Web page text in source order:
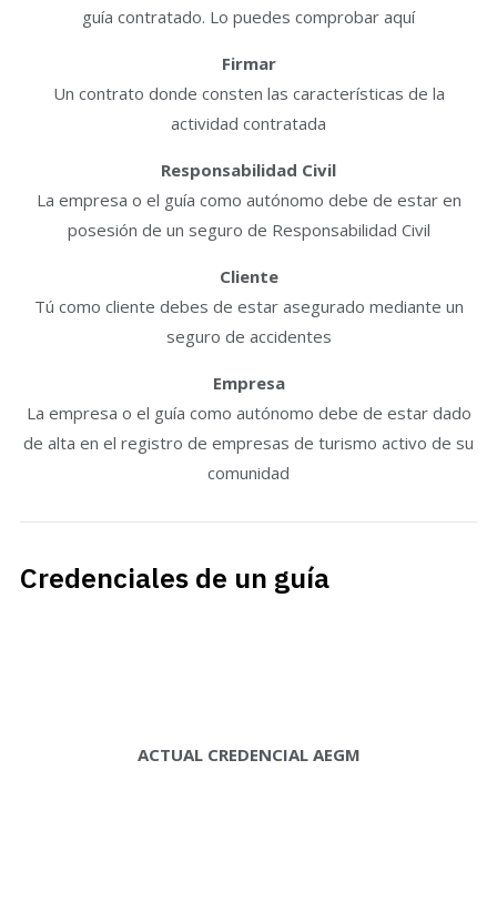
guía contratado. Lo puedes comprobar aquí
Firmar
Un contrato donde consten las características de la
actividad contratada
Responsabilidad Civil
La empresa o el guía como autónomo debe de estar en
posesión de un seguro de Responsabilidad Civil
Cliente
Tú como cliente debes de estar asegurado mediante un
seguro de accidentes
Empresa
La empresa o el guía como autónomo debe de estar dado
de alta en el registro de empresas de turismo activo de su
comunidad
Credenciales de un guía
ACTUAL CREDENCIAL AEGM